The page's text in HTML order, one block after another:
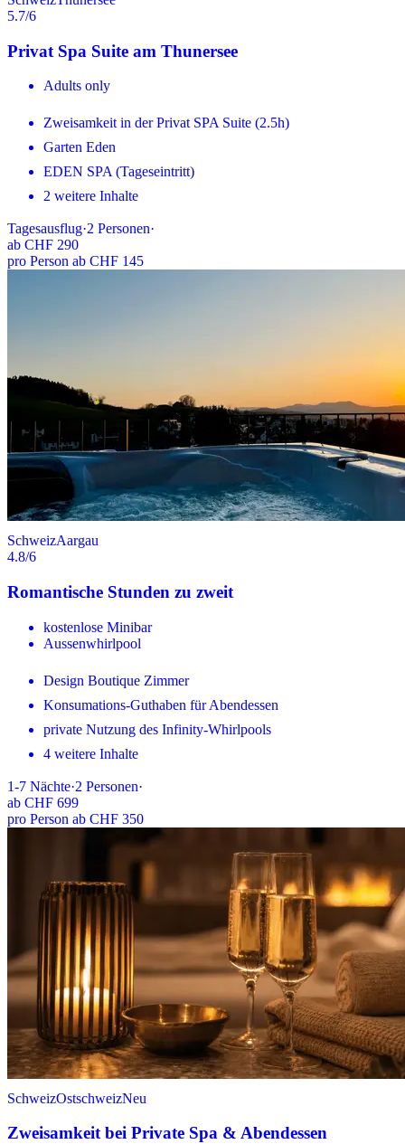
5.7/6
Privat Spa Suite am Thunersee
Adults only
Zweisamkeit in der Privat SPA Suite (2.5h)
Garten Eden
EDEN SPA (Tageseintritt)
2 weitere Inhalte
Tagesausflug·2 Personen·
ab CHF 290
pro Person ab CHF 145
SchweizAargau
4.8/6
Romantische Stunden zu zweit
kostenlose Minibar
Aussenwhirlpool
Design Boutique Zimmer
Konsumations-Guthaben für Abendessen
private Nutzung des Infinity-Whirlpools
4 weitere Inhalte
1-7 Nächte·2 Personen·
ab CHF 699
pro Person ab CHF 350
SchweizOstschweizNeu
Zweisamkeit bei Private Spa & Abendessen